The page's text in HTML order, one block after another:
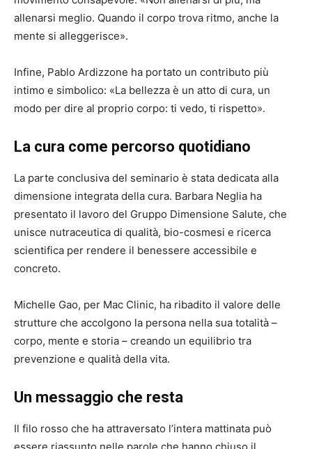
allenarsi meglio. Quando il corpo trova ritmo, anche la
mente si alleggerisce».
Infine, Pablo Ardizzone ha portato un contributo più
intimo e simbolico: «La bellezza è un atto di cura, un
modo per dire al proprio corpo: ti vedo, ti rispetto».
La cura come percorso quotidiano
La parte conclusiva del seminario è stata dedicata alla
dimensione integrata della cura. Barbara Neglia ha
presentato il lavoro del Gruppo Dimensione Salute, che
unisce nutraceutica di qualità, bio-cosmesi e ricerca
scientifica per rendere il benessere accessibile e
concreto.
Michelle Gao, per Mac Clinic, ha ribadito il valore delle
strutture che accolgono la persona nella sua totalità –
corpo, mente e storia – creando un equilibrio tra
prevenzione e qualità della vita.
Un messaggio che resta
Il filo rosso che ha attraversato l’intera mattinata può